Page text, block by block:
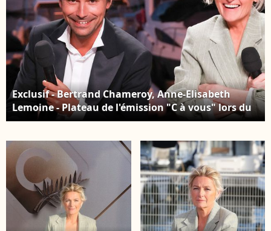
Exclusif - Bertrand Chameroy, Anne-Elisabeth
Lemoine - Plateau de l'émission "C à vous" lors du
79ème Festival International du Film de Cannes le